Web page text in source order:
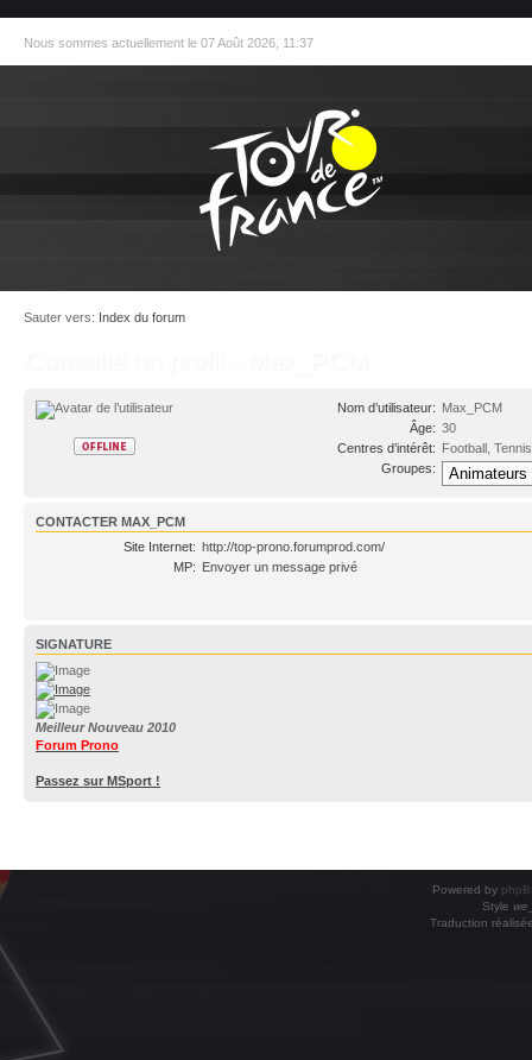
Nous sommes actuellement le 07 Août 2026, 11:37
Sauter vers: Index du forum
Nom d’utilisateur: Max_PCM
Âge: 30
Centres d’intérêt: Football,
Groupes:
CONTACTER MAX_PCM
Site Internet: http://top-prono.forumprod.com/
MP: Envoyer un message privé
SIGNATURE
Meilleur Nouveau 2010
Forum Prono
Passez sur MSport !
Powered by
Style
Traduction